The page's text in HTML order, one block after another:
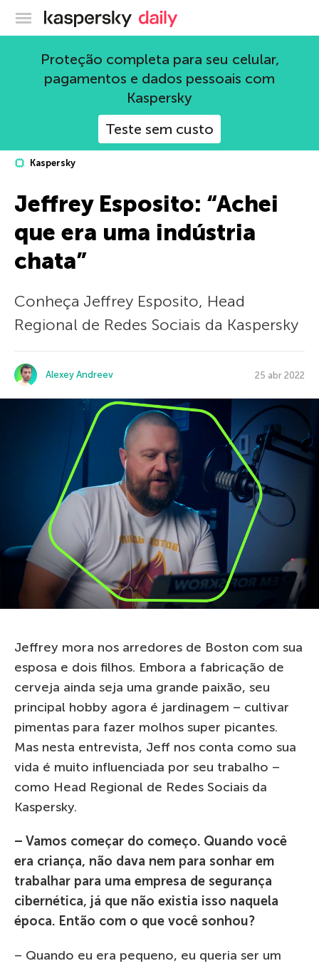
Blog oficial da Kaspersky
Proteção completa para seu celular,
pagamentos e dados pessoais com
Kaspersky
Teste sem custo
Kaspersky
Jeffrey Esposito: “Achei
que era uma indústria
chata”
Conheça Jeffrey Esposito, Head
Regional de Redes Sociais da Kaspersky
Alexey Andreev 25 abr 2022
Jeffrey mora nos arredores de Boston com sua
esposa e dois filhos. Embora a fabricação de
cerveja ainda seja uma grande paixão, seu
principal hobby agora é jardinagem – cultivar
pimentas para fazer molhos super picantes.
Mas nesta entrevista, Jeff nos conta como sua
vida é muito influenciada por seu trabalho –
como Head Regional de Redes Sociais da
Kaspersky.
– Vamos começar do começo. Quando você
era criança, não dava nem para sonhar em
trabalhar para uma empresa de segurança
cibernética, já que não existia isso naquela
época. Então com o que você sonhou?
– Quando eu era pequeno, eu queria ser um